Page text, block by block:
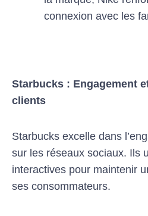
connexion avec les
Starbucks : Engagement
clients
Starbucks excelle dans
sur les réseaux sociaux. Ils
interactives pour maintenir
ses consommateurs.